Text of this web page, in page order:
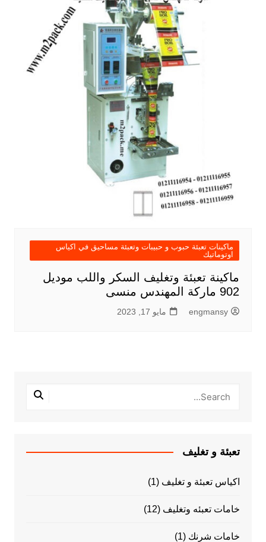
ماكينات تعبئة حبوب و حبيبات وتعبئة مساحيق في اكياس
اوتوماتيك
ماكينة تعبئة وتغليف السكر واللب موديل
902 ماركة المهندس منسى
engmansy مايو 17, 2023
تعبئة و تغليف
اكياس تعبئة و تغليف (1)
خامات تعبئه وتغليف (12)
خامات شرنك (1)